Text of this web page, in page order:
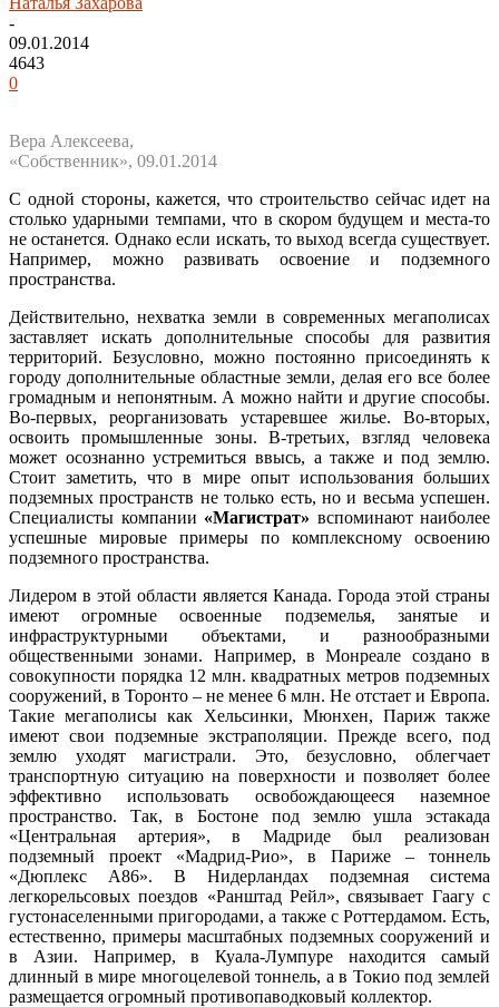
-
09.01.2014
4643
0
Вера Алексеева,
«Собственник», 09.01.2014
С одной стороны, кажется, что строительство сейчас идет на
столько ударными темпами, что в скором будущем и места-то
не останется. Однако если искать, то выход всегда существует.
Например, можно развивать освоение и подземного
пространства.
Действительно, нехватка земли в современных мегаполисах
заставляет искать дополнительные способы для развития
территорий. Безусловно, можно постоянно присоединять к
городу дополнительные областные земли, делая его все более
громадным и непонятным. А можно найти и другие способы.
Во-первых, реорганизовать устаревшее жилье. Во-вторых,
освоить промышленные зоны. В-третьих, взгляд человека
может осознанно устремиться ввысь, а также и под землю.
Стоит заметить, что в мире опыт использования больших
подземных пространств не только есть, но и весьма успешен.
Специалисты компании «Магистрат» вспоминают наиболее
успешные мировые примеры по комплексному освоению
подземного пространства.
Лидером в этой области является Канада. Города этой страны
имеют огромные освоенные подземелья, занятые и
инфраструктурными объектами, и разнообразными
общественными зонами. Например, в Монреале создано в
совокупности порядка 12 млн. квадратных метров подземных
сооружений, в Торонто – не менее 6 млн. Не отстает и Европа.
Такие мегаполисы как Хельсинки, Мюнхен, Париж также
имеют свои подземные экстраполяции. Прежде всего, под
землю уходят магистрали. Это, безусловно, облегчает
транспортную ситуацию на поверхности и позволяет более
эффективно использовать освобождающееся наземное
пространство. Так, в Бостоне под землю ушла эстакада
«Центральная артерия», в Мадриде был реализован
подземный проект «Мадрид-Рио», в Париже – тоннель
«Дюплекс А86». В Нидерландах подземная система
легкорельсовых поездов «Ранштад Рейл», связывает Гаагу с
густонаселенными пригородами, а также с Роттердамом. Есть,
естественно, примеры масштабных подземных сооружений и
в Азии. Например, в Куала-Лумпуре находится самый
длинный в мире многоцелевой тоннель, а в Токио под землей
размещается огромный противопаводковый коллектор.